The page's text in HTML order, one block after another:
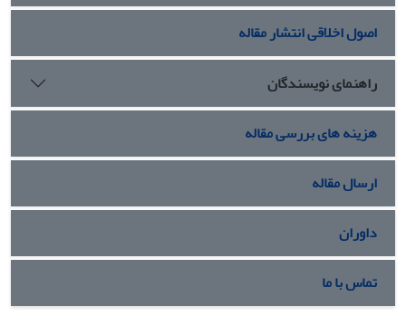
اصول اخلاقی انتشار مقاله
راهنمای نویسندگان
هزینه های بررسی مقاله
ارسال مقاله
داوران
تماس با ما